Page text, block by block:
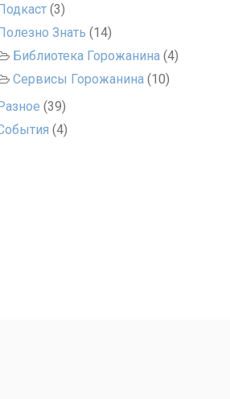
(3)
Знать (14)
Библиотека Горожанина (4)
Сервисы Горожанина (10)
(39)
(4)